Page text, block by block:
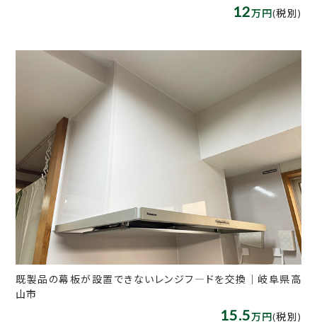
12万円(税別)
既製品の幕板が設置できないレンジフ―ドを交換｜岐阜県高
山市
15.5万円(税別)